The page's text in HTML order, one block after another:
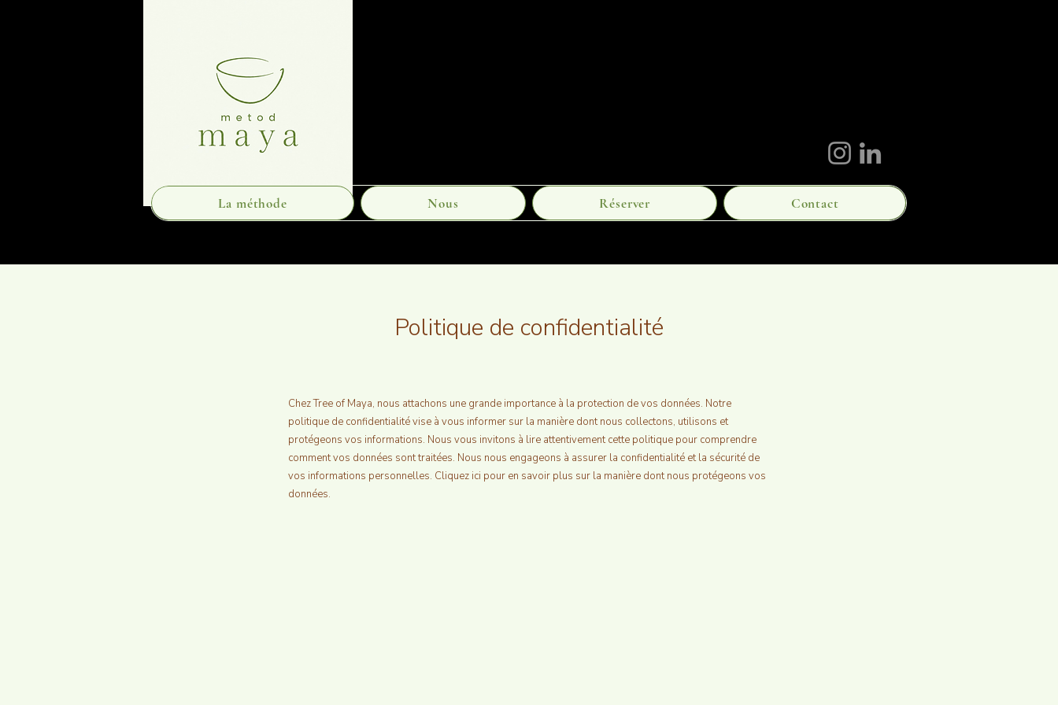
La méthode Nous Réserver Contact
Politique de confidentialité
Chez Tree of Maya, nous attachons une grande importance à la protection de vos données. Notre
politique de confidentialité vise à vous informer sur la manière dont nous collectons, utilisons et
protégeons vos informations. Nous vous invitons à lire attentivement cette politique pour comprendre
comment vos données sont traitées. Nous nous engageons à assurer la confidentialité et la sécurité de
vos informations personnelles. Cliquez ici pour en savoir plus sur la manière dont nous protégeons vos
données.